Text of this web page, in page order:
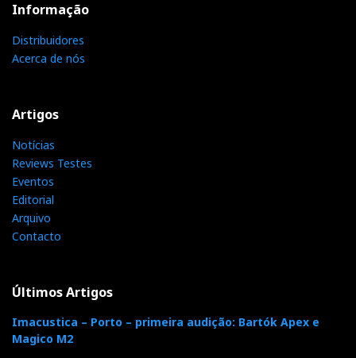
Informação
Distribuidores
Acerca de nós
Artigos
Notícias
Reviews Testes
Eventos
Editorial
Arquivo
Contacto
Últimos Artigos
Imacustica – Porto – primeira audição: Bartók Apex e
Magico M2